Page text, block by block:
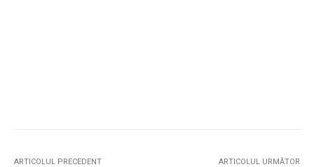
ARTICOLUL PRECEDENT ARTICOLUL URMĂTOR